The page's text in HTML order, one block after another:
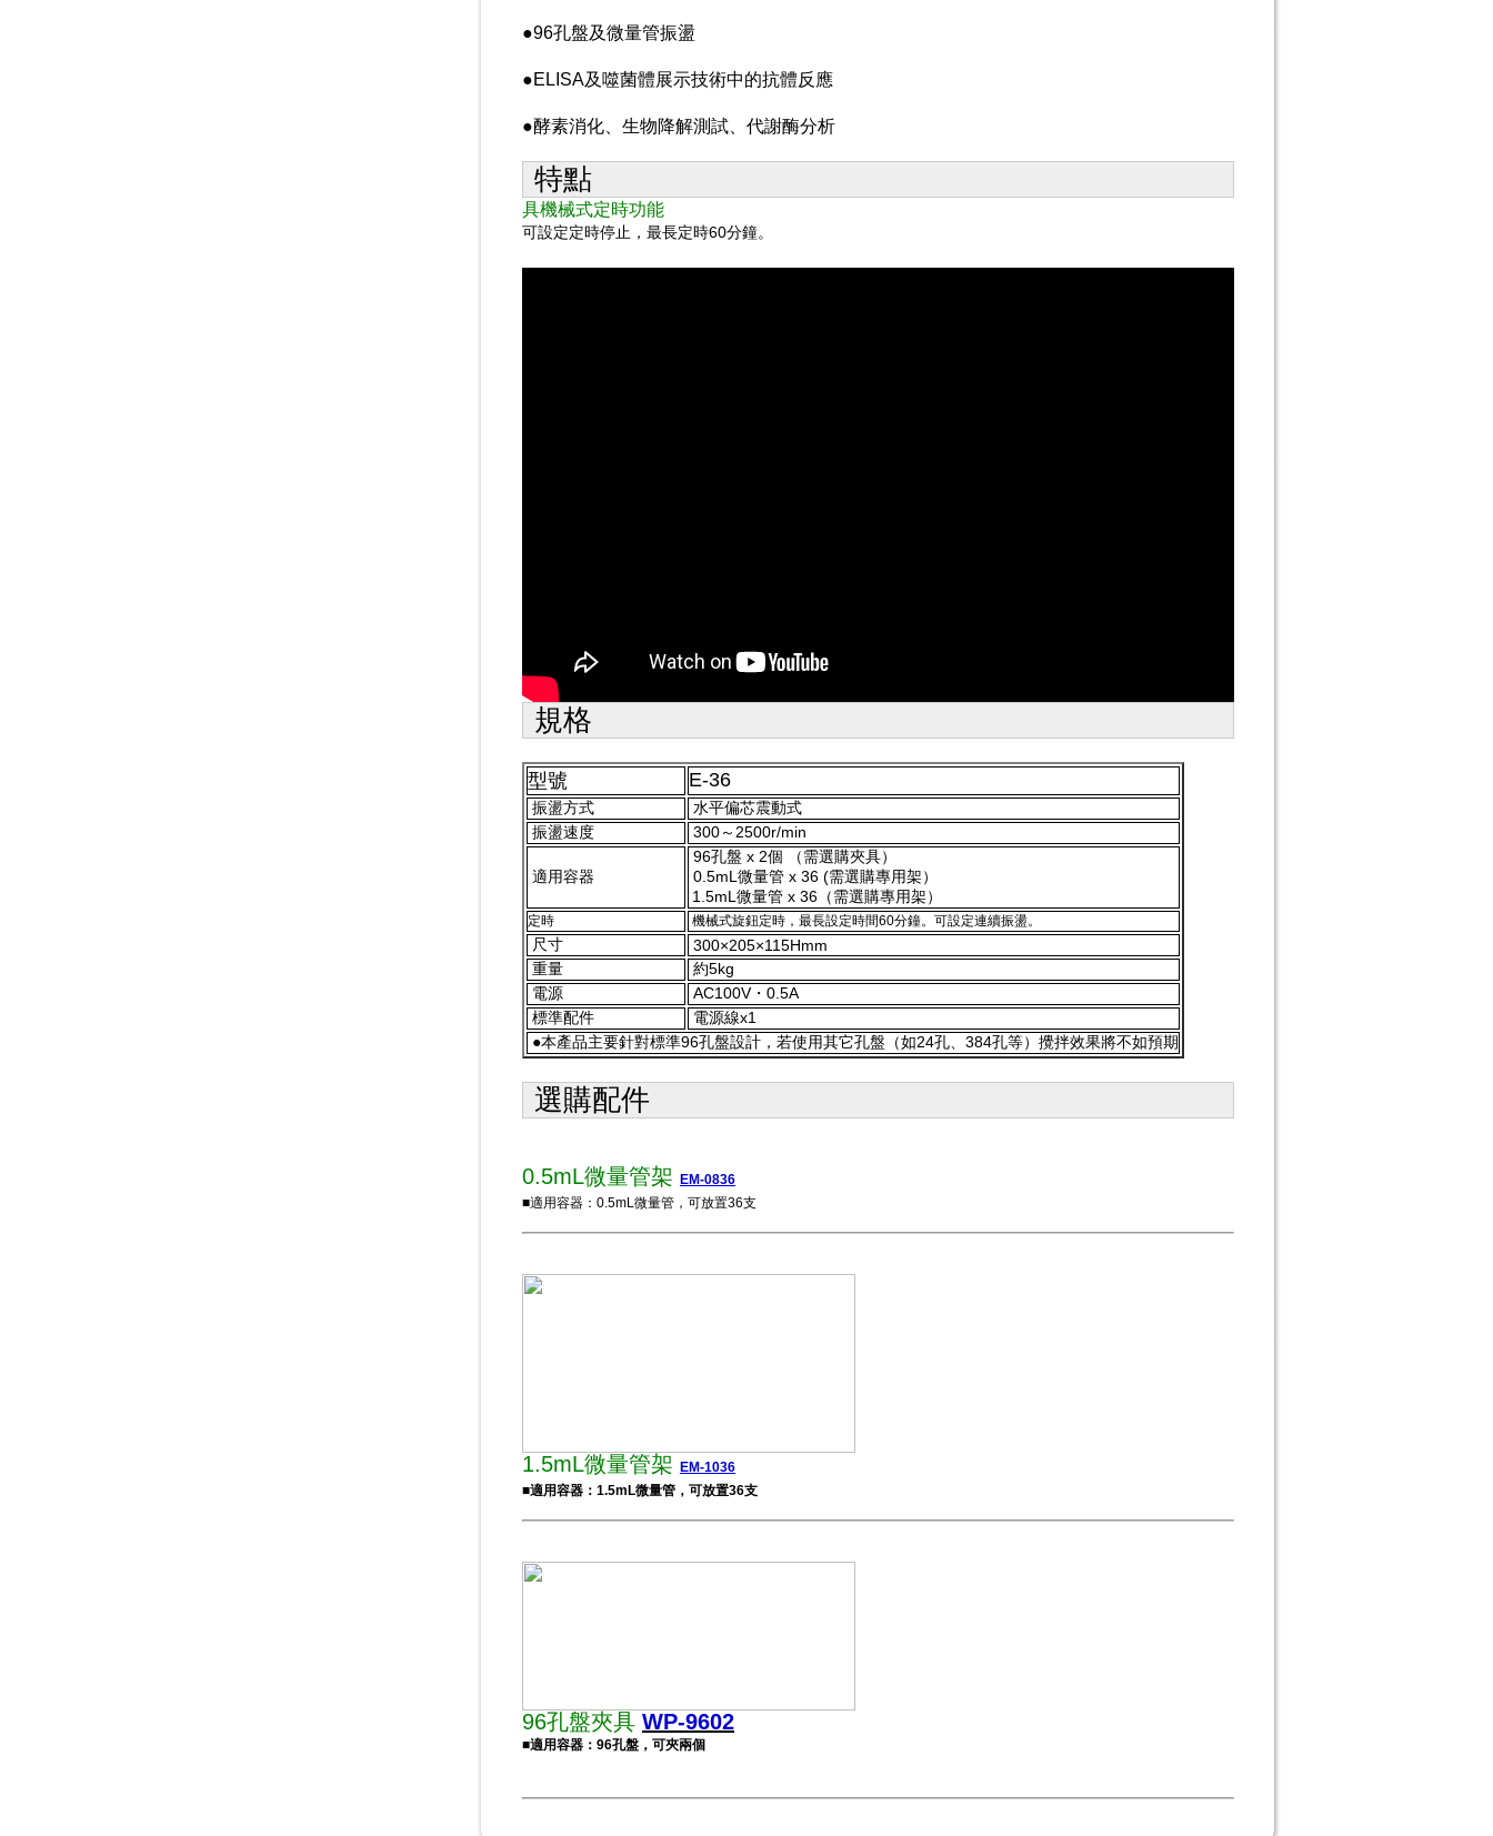
●96孔盤及微量管振盪
●ELISA及噬菌體展示技術中的抗體反應
●酵素消化、生物降解測試、代謝酶分析
特點
具機械式定時功能
可設定定時停止，最長定時60分鐘。
規格
型號 E-36
振盪方式
水平偏芯震動式
振盪速度
300～2500r/min
適用容器
96孔盤 x 2個 （需選購夾具）
0.5mL微量管 x 36 (需選購專用架）
1.5mL微量管 x 36（需選購專用架）
定時 機械式旋鈕定時，最長設定時間60分鐘。可設定連續振盪。
尺寸
300×205×115Hmm
重量
約5kg
電源
AC100V・0.5A
標準配件
電源線x1
●本產品主要針對標準96孔盤設計，若使用其它孔盤（如24孔、384孔等）攪拌效果將不如預期
選購配件
0.5mL微量管架 EM-0836
■適用容器：0.5mL微量管，可放置36支
1.5mL微量管架 EM-1036
■適用容器：1.5mL微量管，可放置36支
96孔盤夾具 WP-9602
■適用容器：96孔盤，可夾兩個